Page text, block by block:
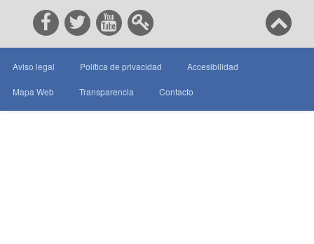
Aviso legal Política de privacidad Accesibilidad
Mapa Web Transparencia Contacto